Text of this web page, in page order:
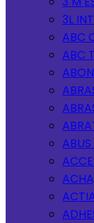
3L
ABC
ABC